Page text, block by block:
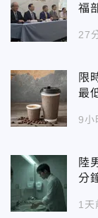
福
27
限
最
9小
陸
分
1天